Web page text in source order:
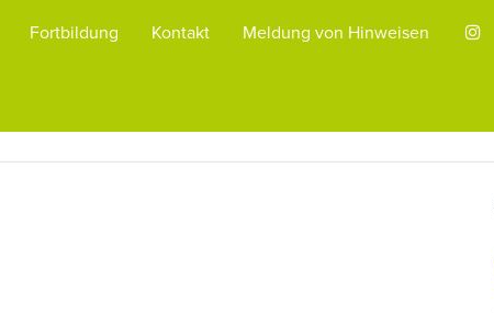
Fortbildung Kontakt Meldung von Hinweisen